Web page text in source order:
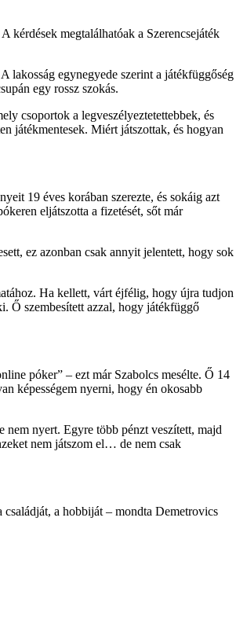
kérdések megtalálhatóak a Szerencsejáték
lakosság egynegyede szerint a játékfüggőség
egy rossz szokás.
csoportok a legveszélyeztetettebbek, és
játékmentesek. Miért játszottak, és hogyan
19 éves korában szerezte, és sokáig azt
eljátszotta a fizetését, sőt már
ez azonban csak annyit jelentett, hogy sok
Ha kellett, várt éjfélig, hogy újra tudjon
Ő szembesített azzal, hogy játékfüggő
póker” – ezt már Szabolcs mesélte. Ő 14
képességem nyerni, hogy én okosabb
nem nyert. Egyre több pénzt veszített, majd
nem játszom el… de nem csak
a hobbiját – mondta Demetrovics